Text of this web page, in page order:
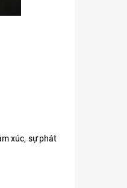
xúc, sự phát